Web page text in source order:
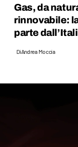
Gas, da
rinnovabile:
parte
DiAndrea Moccia